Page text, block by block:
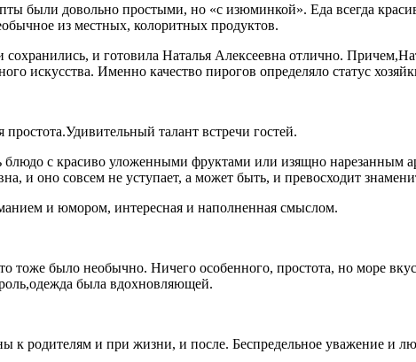
были довольно простыми, но «с изюминкой». Еда всегда
из местных, колоритных продуктов.
сохранились, и готовила Наталья Алексеевна отлично.
искусства. Именно качество пирогов определяло статус
талант встречи гостей.
блюдо с красиво уложенными фруктами или изящно
и оно совсем не уступает, а может быть, и превосходит
и юмором, интересная и наполненная смыслом.
тоже было необычно. Ничего особенного, простота, но море
была вдохновляющей.
к родителям и при жизни, и после. Беспредельное уважение и